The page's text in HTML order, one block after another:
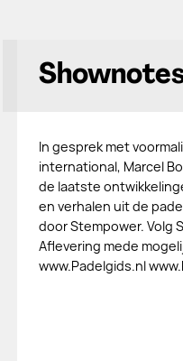
In gesprek met
international, Marcel
de laatste
en verhalen uit de
door Stempower. Volg
Aflevering mede
www.Padelgids.nl